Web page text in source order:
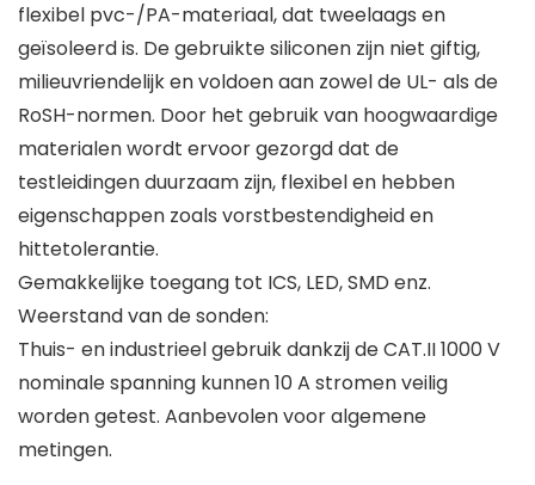
flexibel pvc-/PA-materiaal, dat tweelaags en
geïsoleerd is. De gebruikte siliconen zijn niet giftig,
milieuvriendelijk en voldoen aan zowel de UL- als de
RoSH-normen. Door het gebruik van hoogwaardige
materialen wordt ervoor gezorgd dat de
testleidingen duurzaam zijn, flexibel en hebben
eigenschappen zoals vorstbestendigheid en
hittetolerantie.
Gemakkelijke toegang tot ICS, LED, SMD enz.
Weerstand van de sonden:
Thuis- en industrieel gebruik dankzij de CAT.II 1000 V
nominale spanning kunnen 10 A stromen veilig
worden getest. Aanbevolen voor algemene
metingen.